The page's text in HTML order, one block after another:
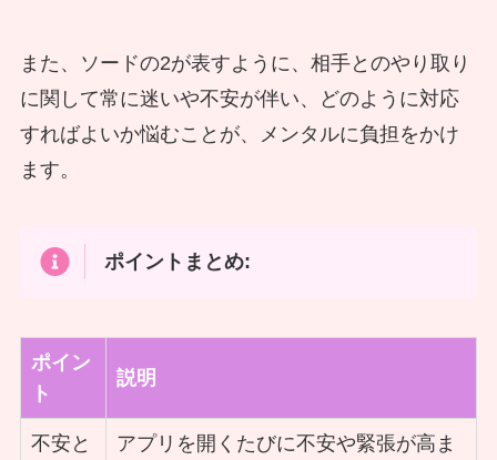
また、ソードの2が表すように、相手とのやり取り
に関して常に迷いや不安が伴い、どのように対応
すればよいか悩むことが、メンタルに負担をかけ
ます。
ポイントまとめ:
ポイン
ト
説明
不安と
アプリを開くたびに不安や緊張が高ま